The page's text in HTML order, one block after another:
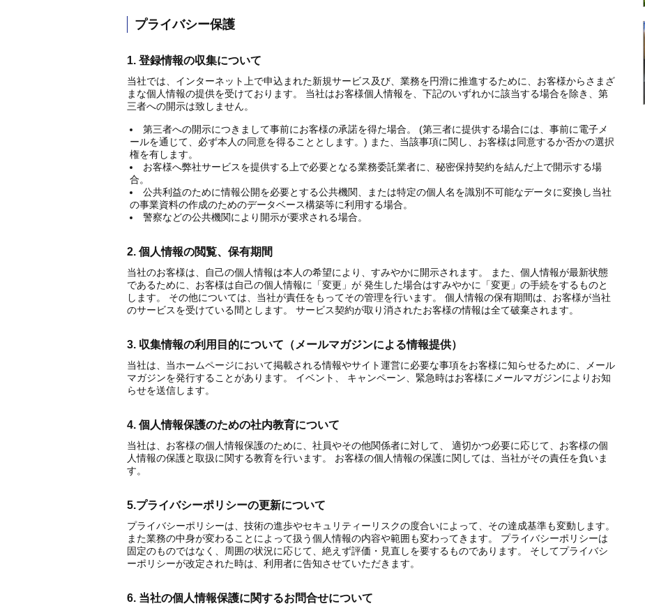
プライバシー保護
1. 登録情報の収集について
当社では、インターネット上で申込まれた新規サービス及び、業務を円滑に推進するために、お客様からさまざ
まな個人情報の提供を受けております。 当社はお客様個人情報を、下記のいずれかに該当する場合を除き、第
三者への開示は致しません。
第三者への開示につきまして事前にお客様の承諾を得た場合。 (第三者に提供する場合には、事前に電子メ
ールを通じて、必ず本人の同意を得ることとします。) また、当該事項に関し、お客様は同意するか否かの選択
権を有します。
お客様へ弊社サービスを提供する上で必要となる業務委託業者に、秘密保持契約を結んだ上で開示する場
合。
公共利益のために情報公開を必要とする公共機関、または特定の個人名を識別不可能なデータに変換し当社
の事業資料の作成のためのデータベース構築等に利用する場合。
警察などの公共機関により開示が要求される場合。
2. 個人情報の閲覧、保有期間
当社のお客様は、自己の個人情報は本人の希望により、すみやかに開示されます。 また、個人情報が最新状態
であるために、お客様は自己の個人情報に「変更」が 発生した場合はすみやかに「変更」の手続をするものと
します。 その他については、当社が責任をもってその管理を行います。 個人情報の保有期間は、お客様が当社
のサービスを受けている間とします。 サービス契約が取り消されたお客様の情報は全て破棄されます。
3. 収集情報の利用目的について（メールマガジンによる情報提供）
当社は、当ホームページにおいて掲載される情報やサイト運営に必要な事項をお客様に知らせるために、メール
マガジンを発行することがあります。 イベント、 キャンペーン、緊急時はお客様にメールマガジンによりお知
らせを送信します。
4. 個人情報保護のための社内教育について
当社は、お客様の個人情報保護のために、社員やその他関係者に対して、 適切かつ必要に応じて、お客様の個
人情報の保護と取扱に関する教育を行います。 お客様の個人情報の保護に関しては、当社がその責任を負いま
す。
5.プライバシーポリシーの更新について
プライバシーポリシーは、技術の進歩やセキュリティーリスクの度合いによって、その達成基準も変動します。
また業務の中身が変わることによって扱う個人情報の内容や範囲も変わってきます。 プライバシーポリシーは
固定のものではなく、周囲の状況に応じて、絶えず評価・見直しを要するものであります。 そしてプライバシ
ーポリシーが改定された時は、利用者に告知させていただきます。
6. 当社の個人情報保護に関するお問合せについて